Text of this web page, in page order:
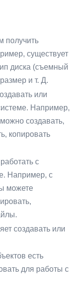
получить
существует
диска (съемный
и т. Д.
или
Например,
создавать,
копировать
с
Например, с
можете
создавать или
есть
для работы с